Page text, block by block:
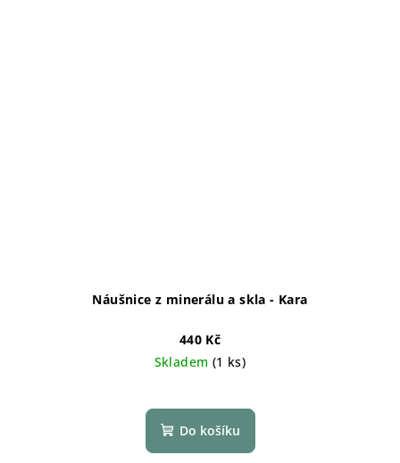
Náušnice z minerálu a skla - Kara
440 Kč
Skladem (1 ks)
Do košíku